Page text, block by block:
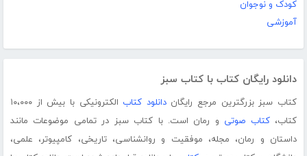
کودک و نوجوان
آموزشی
دانلود رایگان کتاب با کتاب سبز
کتاب سبز بزرگترین مرجع رایگاندانلود کتاب
الکترونیکی با بیش از ۱۰،۰۰۰
کتاب،کتاب صوتی و رمان است. با کتاب سبز در تمامی موضوعات مانند
داستان و رمان، مجله، موفقیت و روانشناسی، تاریخی، کامپیوتر، علمی،